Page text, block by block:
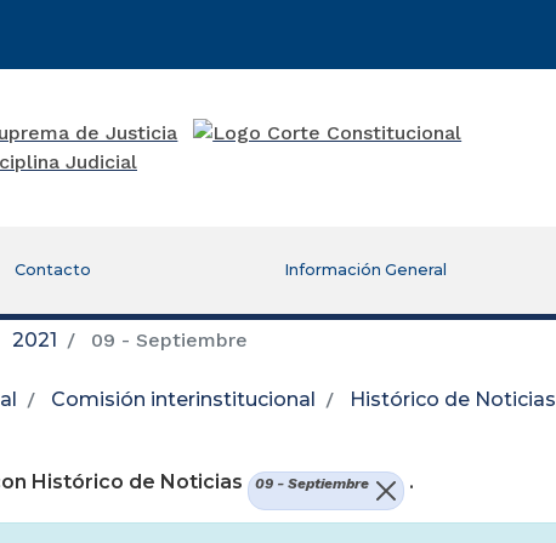
Contacto Información General
2021 09 - Septiembre
Comisión interinstitucional Histórico de Noticias
nueva ventana)
Histórico de Noticias
09 - Septiembre .